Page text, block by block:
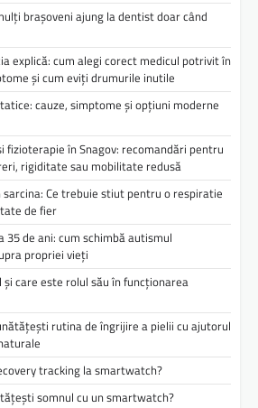
brașoveni ajung la dentist doar când
explică: cum alegi corect medicul potrivit în
și cum eviți drumurile inutile
cauze, simptome și opțiuni moderne
fizioterapie în Snagov: recomandări pentru
rigiditate sau mobilitate redusă
sarcina: Ce trebuie stiut pentru o respiratie
de fier
35 de ani: cum schimbă autismul
propriei vieți
și care este rolul său în funcționarea
rutina de îngrijire a pielii cu ajutorul
tracking la smartwatch?
somnul cu un smartwatch?